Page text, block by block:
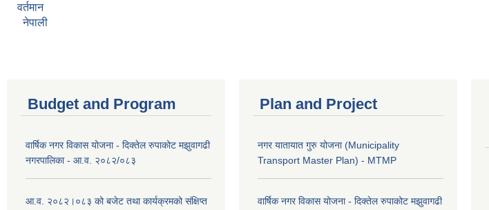
वर्तमान
नेपाली
Budget and Program
वार्षिक नगर विकास योजना - दिक्तेल रुपाकोट मझुवागढी
नगरपालिका - आ.व. २०८२/०८३
आ.व. २०८२।०८३ को बजेट तथा कार्यक्रमको संक्षिप्त
Plan and Project
नगर यातायात गुरु योजना (Municipality
Transport Master Plan) - MTMP
वार्षिक नगर विकास योजना - दिक्तेल रुपाकोट मझुवागढी